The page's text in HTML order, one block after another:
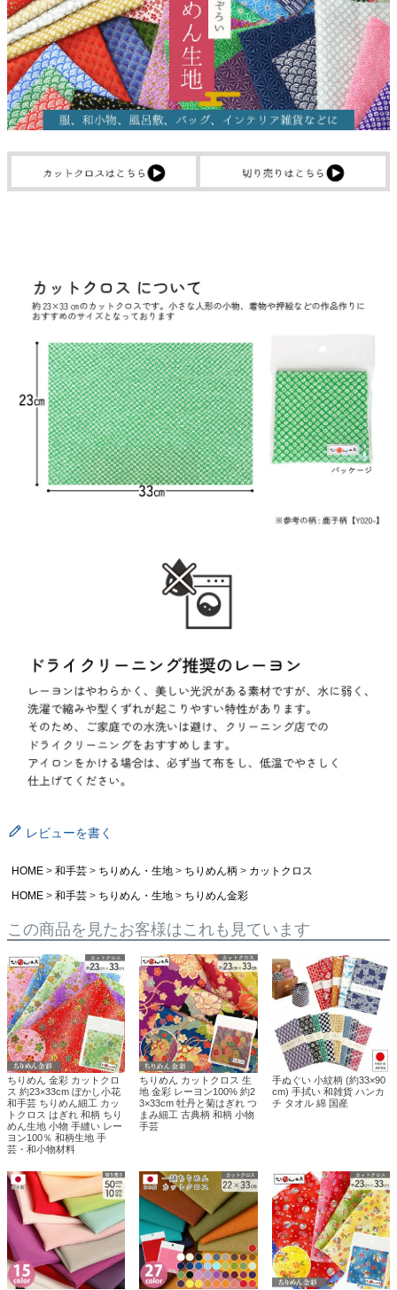
レビューを書く
HOME 和手芸 ちりめん・生地 ちりめん柄
カットクロス
HOME
和手芸 ちりめん・生地 ちりめん金彩
この商品を見たお客様はこれも見ています
ちりめん 金彩 カットクロ
ス 約23×33cm ぼかし小花
和手芸 ちりめん細工 カッ
トクロス はぎれ 和柄 ちり
めん生地 小物 手縫い レー
ヨン100％ 和柄生地 手
芸・和小物材料
ちりめん カットクロス 生
地 金彩 レーヨン100% 約2
3×33cm 牡丹と菊はぎれ つ
まみ細工 古典柄 和柄 小物
手芸
手ぬぐい 小紋柄 (約33×90
cm) 手拭い 和雑貨 ハンカ
チ タオル 綿 国産